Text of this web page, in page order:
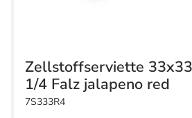
Zellstoffserviette
1/4 Falz jalapeno red
7S333R4